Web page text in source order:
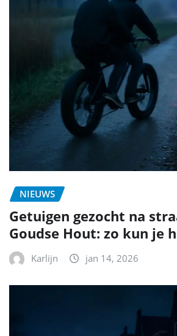
NIEUWS
Getuigen gezocht na
Goudse Hout: zo kun je
Karlijn jan 14, 2026